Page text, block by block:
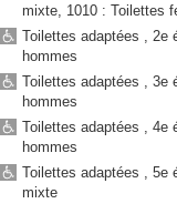
Centre
d'éducation
physique
et
des
sports
(CEPSUM)
Centre
des
technologies
mixte, 1010 : Toilettes
Toilettes adaptées , 2e
hommes
Toilettes adaptées , 3e
hommes
Toilettes adaptées , 4e
hommes
Toilettes adaptées , 5e
mixte